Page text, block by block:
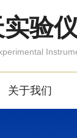
验
关于我们